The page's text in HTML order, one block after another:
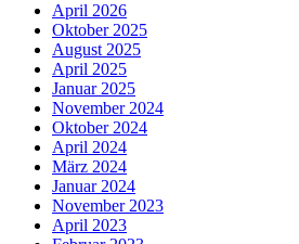
April 2026
Oktober 2025
August 2025
April 2025
Januar 2025
November 2024
Oktober 2024
April 2024
März 2024
Januar 2024
November 2023
April 2023